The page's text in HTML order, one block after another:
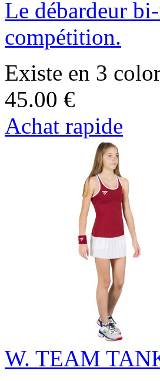
Le débardeur
compétition.
Existe en 3
45.00 €
Achat rapide
W. TEAM